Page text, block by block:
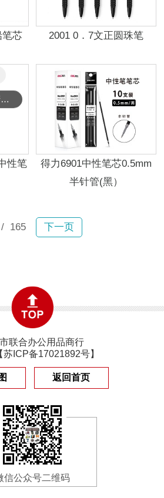
笔芯 2001 0．7文正圆珠笔
性笔
得力6901中性笔芯0.5mm
半针管(黑）
/ 165 下一页
联合办公用品商行
苏ICP备17021892号】
返回首页
信公众号二维码